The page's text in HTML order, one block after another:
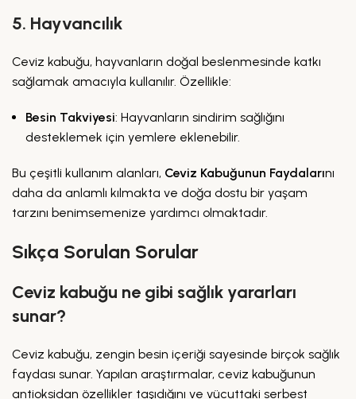
5. Hayvancılık
Ceviz kabuğu, hayvanların doğal beslenmesinde katkı
sağlamak amacıyla kullanılır. Özellikle:
Besin Takviyesi: Hayvanların sindirim sağlığını
desteklemek için yemlere eklenebilir.
Bu çeşitli kullanım alanları, Ceviz Kabuğunun Faydalarını
daha da anlamlı kılmakta ve doğa dostu bir yaşam
tarzını benimsemenize yardımcı olmaktadır.
Sıkça Sorulan Sorular
Ceviz kabuğu ne gibi sağlık yararları
sunar?
Ceviz kabuğu, zengin besin içeriği sayesinde birçok sağlık
faydası sunar. Yapılan araştırmalar, ceviz kabuğunun
antioksidan özellikler taşıdığını ve vücuttaki serbest